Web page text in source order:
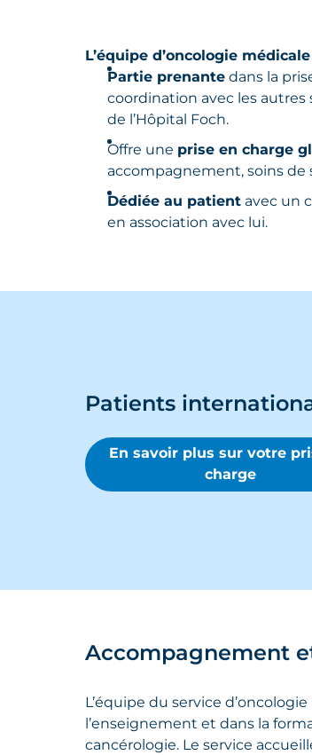
L’équipe d’oncologie
Partie prenante dans la
coordination avec les
de l’Hôpital Foch.
Offre une prise en charge
accompagnement, soins
Dédiée au patient avec un
en association avec lui.
Patients
En savoir plus sur votre
charge
Accompagnement
L’équipe du service
l’enseignement et dans la
cancérologie. Le service